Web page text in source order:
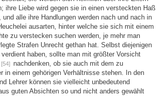
ihre Liebe wird gegen sie in einen versteckten Haß
und alle ihre Handlungen werden nach und nach in
ausarten, hinter welche sie sich mit einem
zu verstecken suchen werden, je mehr man
Strafen Unrecht gethan hat. Selbst diejenigen
haben, sollte man mit größter Vorsicht
[54]
nachdenken, ob sie auch mit dem zu
in einem gehörigen Verhältnisse stehen. In den
Lehrer können sie vielleicht unbedeutend
guten Absichten so und nicht anders gewählt